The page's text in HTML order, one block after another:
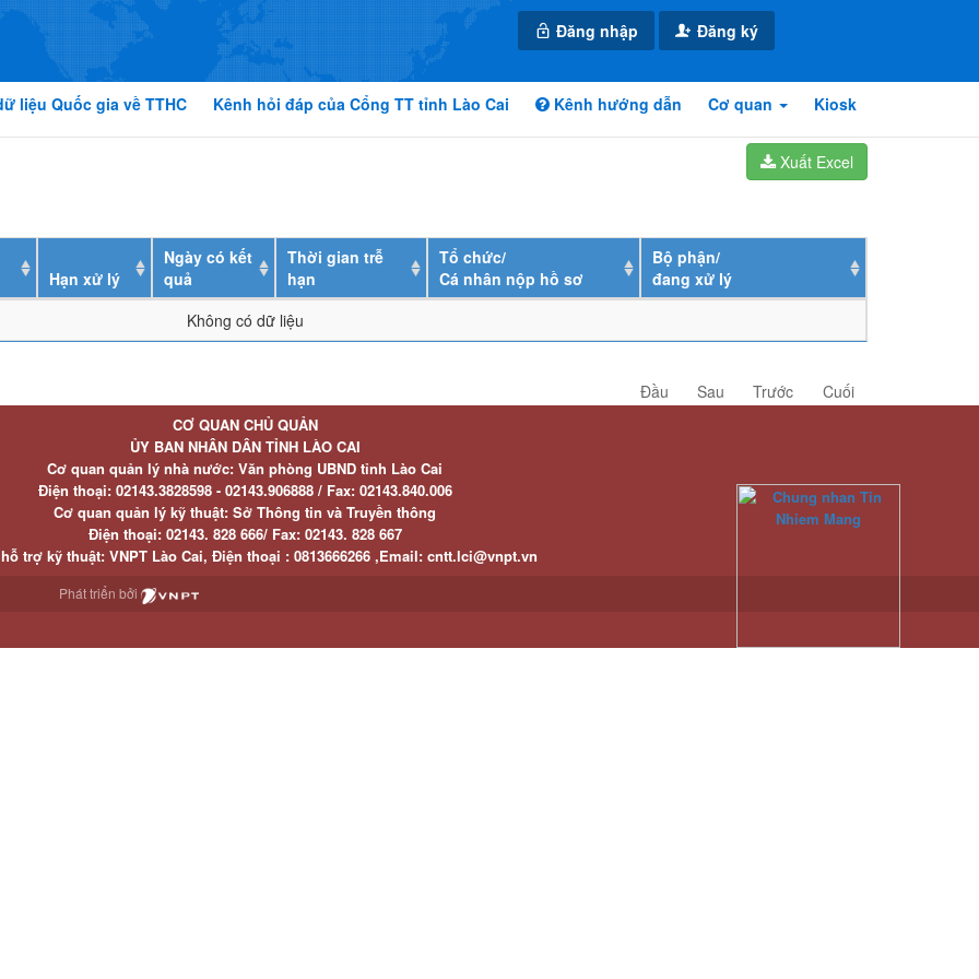
Đăng nhập Đăng ký
liệu Quốc gia về TTHC Kênh hỏi đáp của Cổng TT tỉnh Lào Cai Kênh hướng dẫn Cơ quan Kiosk
Xuất Excel
Hạn xử lý
Ngày có kết
quả
Thời gian trễ
hạn
Tổ chức/
Cá nhân nộp hồ sơ
Bộ phận/
đang xử lý
Không có dữ liệu
Đầu Sau Trước Cuối
CƠ QUAN CHỦ QUẢN
ỦY BAN NHÂN DÂN TỈNH LÀO CAI
Cơ quan quản lý nhà nước: Văn phòng UBND tỉnh Lào Cai
Điện thoại:02143.3828598 - 02143.906888 / Fax:02143.840.006
Cơ quan quản lý kỹ thuật: Sở Thông tin và Truyền thông
Điện thoại:02143. 828 666/ Fax:02143. 828 667
trợ kỹ thuật: VNPT Lào Cai, Điện thoại : 0813666266 ,Email: cntt.lci@vnpt.vn
Phát triển bởi